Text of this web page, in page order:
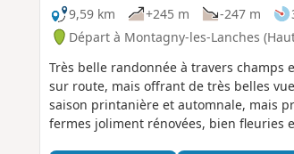
9,59 km
+245 m -247 m
Départ à Montagny-les-Lanches
Très belle randonnée à travers champs
sur route, mais offrant de très belles
saison printanière et automnale, mais
fermes joliment rénovées, bien fleuries